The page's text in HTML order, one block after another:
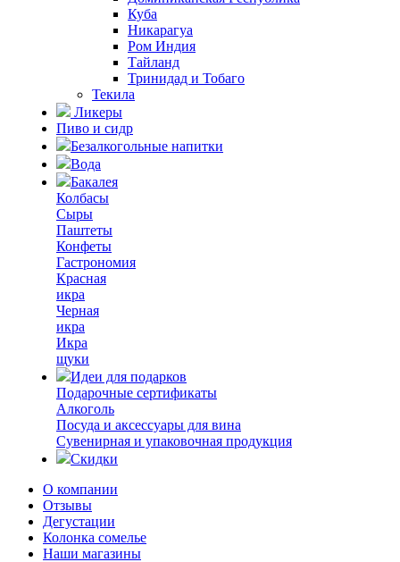
Куба
Никарагуа
Ром Индия
Тайланд
Тринидад и Тобаго
Текила
Ликеры
Пиво и сидр
Безалкогольные напитки
Вода
Бакалея
Колбасы
Сыры
Паштеты
Конфеты
Гастрономия
Красная
икра
Черная
икра
Икра
щуки
Идеи для подарков
Подарочные сертификаты
Алкоголь
Посуда и аксессуары для вина
Сувенирная и упаковочная продукция
Скидки
О компании
Отзывы
Дегустации
Колонка сомелье
Наши магазины